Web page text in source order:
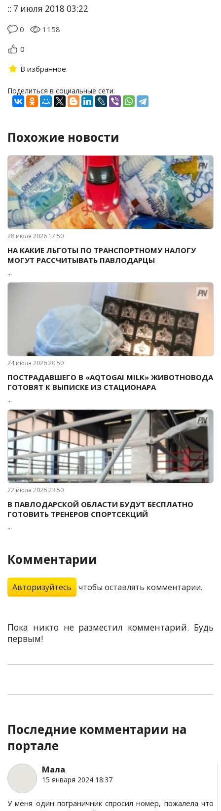
:: 7 июля 2018 03:22
0
1158
0
В избранное
Поделиться в социальные сети:
Похожие новости
28 июля 2026 17:50
НА КАКИЕ ЛЬГОТЫ ПО ТРАНСПОРТНОМУ НАЛОГУ
МОГУТ РАССЧИТЫВАТЬ ПАВЛОДАРЦЫ
...
24 июля 2026 20:50
ПОСТРАДАВШЕГО В «AQTOGAI MILK» ЖИВОТНОВОДА
ГОТОВЯТ К ВЫПИСКЕ ИЗ СТАЦИОНАРА
...
22 июля 2026 23:50
В ПАВЛОДАРСКОЙ ОБЛАСТИ БУДУТ БЕСПЛАТНО
ГОТОВИТЬ ТРЕНЕРОВ СПОРТСЕКЦИЙ
...
Комментарии
Авторизуйтесь чтобы оставлять комментарии.
Пока никто не разместил комментарий. Будь
первым!
Последние комментарии на
портале
Мала
15 января 2024 18:37
У меня один пограничник спросил номер, пожалела что